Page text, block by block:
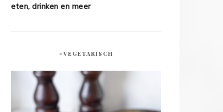
eten, drinken en meer
#VEGETARISCH